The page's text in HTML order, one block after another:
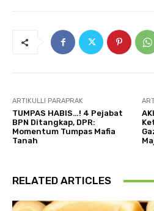
ARTIKULLI PARAPRAK
TUMPAS HABIS…! 4 Pejabat
BPN Ditangkap, DPR:
Momentum Tumpas Mafia
Tanah
RELATED ARTICLES